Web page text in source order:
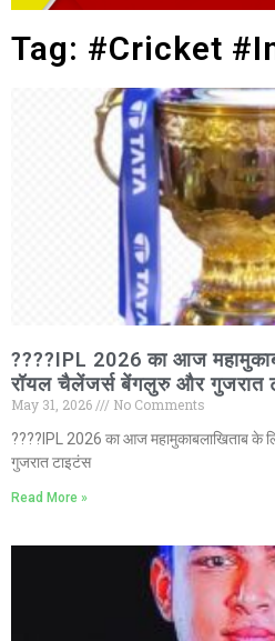
Tag: #Cricket
????IPL 2026 का आज
रॉयल चैलेंजर्स बेंगलुरु और गुजरात
May 31, 2026
No Comments
????IPL 2026 का आज महामुकाबलाखिताब के
गुजरात टाइटंस
Read More »